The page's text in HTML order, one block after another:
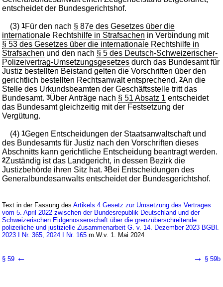
entscheidet der Bundesgerichtshof.
(3)1Für den nach § 87e des Gesetzes über die
internationale Rechtshilfe in Strafsachen in Verbindung mit
§ 53 des Gesetzes über die internationale Rechtshilfe in
Strafsachen und den nach § 5 des Deutsch-Schweizerischer-
Polizeivertrag-Umsetzungsgesetzes durch das Bundesamt für
Justiz bestellten Beistand gelten die Vorschriften über den
gerichtlich bestellten Rechtsanwalt entsprechend.2An die
Stelle des Urkundsbeamten der Geschäftsstelle tritt das
Bundesamt.3Über Anträge nach § 51 Absatz 1 entscheidet
das Bundesamt gleichzeitig mit der Festsetzung der
Vergütung.
(4)1Gegen Entscheidungen der Staatsanwaltschaft und
des Bundesamts für Justiz nach den Vorschriften dieses
Abschnitts kann gerichtliche Entscheidung beantragt werden.
2Zuständig ist das Landgericht, in dessen Bezirk die
Justizbehörde ihren Sitz hat.3Bei Entscheidungen des
Generalbundesanwalts entscheidet der Bundesgerichtshof.
Text in der Fassung desArtikels 4 Gesetz zur Umsetzung des Vertrages
vom 5. April 2022 zwischen der Bundesrepublik Deutschland und der
Schweizerischen Eidgenossenschaft über die grenzüberschreitende
polizeiliche und justizielle Zusammenarbeit G. v. 14. Dezember 2023 BGBl.
2023 I Nr. 365, 2024 I Nr. 165 m.W.v. 1. Mai 2024
§ 59 ← → § 59b